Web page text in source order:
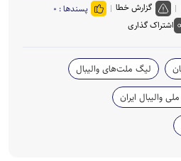
گزارش خطا پسندها : ۰
اشتراک گذاری
لیگ ملت‌های والیبال
والیبال ایران